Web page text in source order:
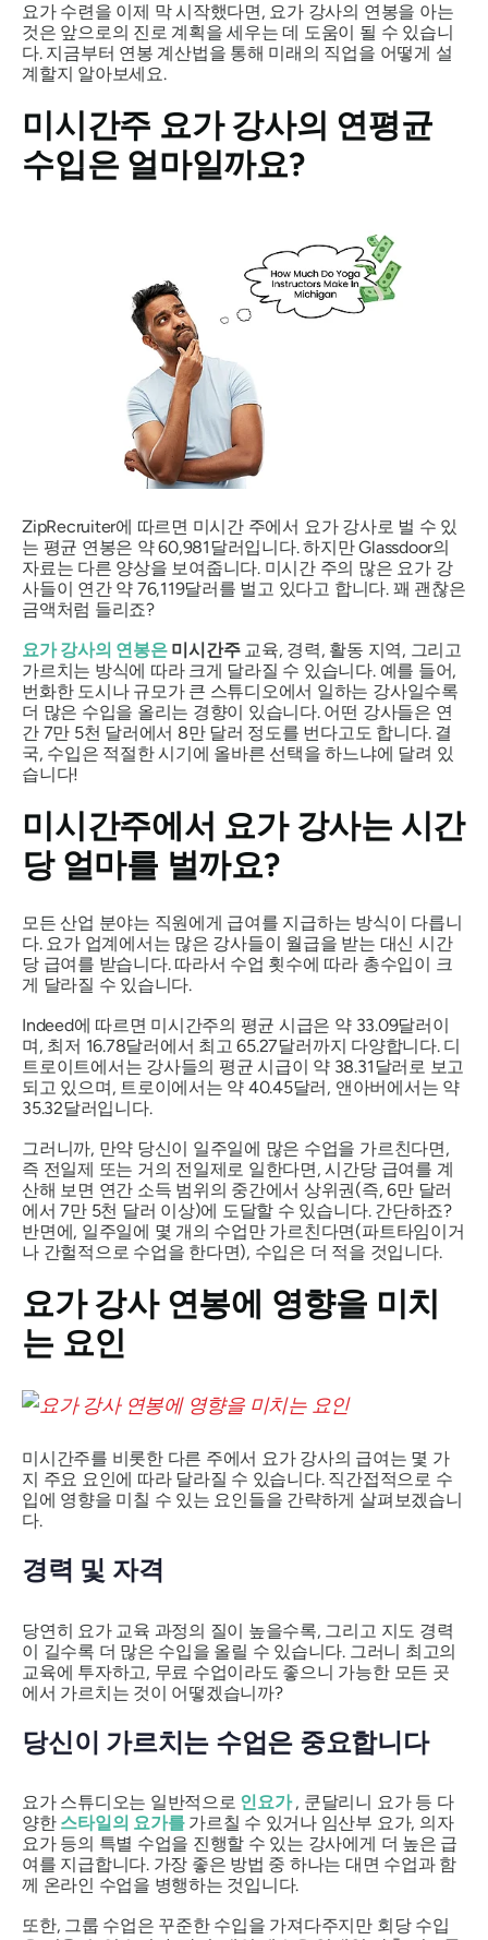
요가 수련을 이제 막 시작했다면, 요가 강사의 연봉을 아는
것은 앞으로의 진로 계획을 세우는 데 도움이 될 수 있습니
다. 지금부터 연봉 계산법을 통해 미래의 직업을 어떻게 설
계할지 알아보세요.
미시간주 요가 강사의 연평균
수입은 얼마일까요?
ZipRecruiter에 따르면 미시간 주에서 요가 강사로 벌 수 있
는 평균 연봉은 약 60,981달러입니다. 하지만 Glassdoor의
자료는 다른 양상을 보여줍니다. 미시간 주의 많은 요가 강
사들이 연간 약 76,119달러를 벌고 있다고 합니다. 꽤 괜찮은
금액처럼 들리죠?
요가 강사의 연봉은미시간주교육, 경력, 활동 지역, 그리고
가르치는 방식에 따라 크게 달라질 수 있습니다. 예를 들어,
번화한 도시나 규모가 큰 스튜디오에서 일하는 강사일수록
더 많은 수입을 올리는 경향이 있습니다. 어떤 강사들은 연
간 7만 5천 달러에서 8만 달러 정도를 번다고도 합니다. 결
국, 수입은 적절한 시기에 올바른 선택을 하느냐에 달려 있
습니다!
미시간주에서 요가 강사는 시간
당 얼마를 벌까요?
모든 산업 분야는 직원에게 급여를 지급하는 방식이 다릅니
다. 요가 업계에서는 많은 강사들이 월급을 받는 대신 시간
당 급여를 받습니다. 따라서 수업 횟수에 따라 총수입이 크
게 달라질 수 있습니다.
Indeed에 따르면 미시간주의 평균 시급은 약 33.09달러이
며, 최저 16.78달러에서 최고 65.27달러까지 다양합니다. 디
트로이트에서는 강사들의 평균 시급이 약 38.31달러로 보고
되고 있으며, 트로이에서는 약 40.45달러, 앤아버에서는 약
35.32달러입니다.
그러니까, 만약 당신이 일주일에 많은 수업을 가르친다면,
즉 전일제 또는 거의 전일제로 일한다면, 시간당 급여를 계
산해 보면 연간 소득 범위의 중간에서 상위권(즉, 6만 달러
에서 7만 5천 달러 이상)에 도달할 수 있습니다. 간단하죠?
반면에, 일주일에 몇 개의 수업만 가르친다면(파트타임이거
나 간헐적으로 수업을 한다면), 수입은 더 적을 것입니다.
요가 강사 연봉에 영향을 미치
는 요인
미시간주를 비롯한 다른 주에서 요가 강사의 급여는 몇 가
지 주요 요인에 따라 달라질 수 있습니다. 직간접적으로 수
입에 영향을 미칠 수 있는 요인들을 간략하게 살펴보겠습니
다.
경력 및 자격
당연히 요가 교육 과정의 질이 높을수록, 그리고 지도 경력
이 길수록 더 많은 수입을 올릴 수 있습니다. 그러니 최고의
교육에 투자하고, 무료 수업이라도 좋으니 가능한 모든 곳
에서 가르치는 것이 어떻겠습니까?
당신이 가르치는 수업은 중요합니다
요가 스튜디오는 일반적으로 인요가, 쿤달리니 요가 등 다
양한 스타일의 요가를가르칠 수 있거나 임산부 요가, 의자
요가 등의 특별 수업을 진행할 수 있는 강사에게 더 높은 급
여를 지급합니다. 가장 좋은 방법 중 하나는 대면 수업과 함
께 온라인 수업을 병행하는 것입니다.
또한, 그룹 수업은 꾸준한 수입을 가져다주지만 회당 수입